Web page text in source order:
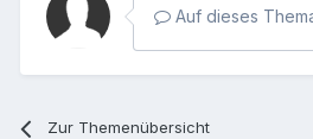
Auf dieses
Zur Themenübersicht